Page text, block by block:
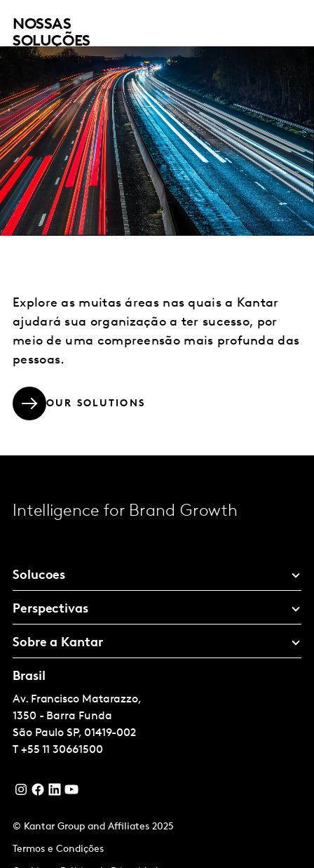
NOSSAS
SOLUÇÕES​
Explore as muitas áreas nas quais a Kantar
ajudará sua organização a ter sucesso, por
meio de uma compreensão mais profunda das
pessoas.
OUR SOLUTIONS
Intelligence for Brand Growth
Solucoes
Perspectivas
Sobre a Kantar
Brasil
Av. Francisco Matarazzo,
1350 - Barra Funda
São Paulo SP, 01419-002
T +55 11 30661500
© Kantar Group and Affiliates 2025
Termos e Condições